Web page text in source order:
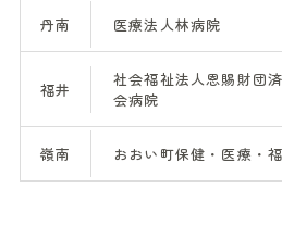
丹南 医療法人林病院
福井
社会福祉法人恩賜財団
会病院
嶺南 おおい町保健・医療・